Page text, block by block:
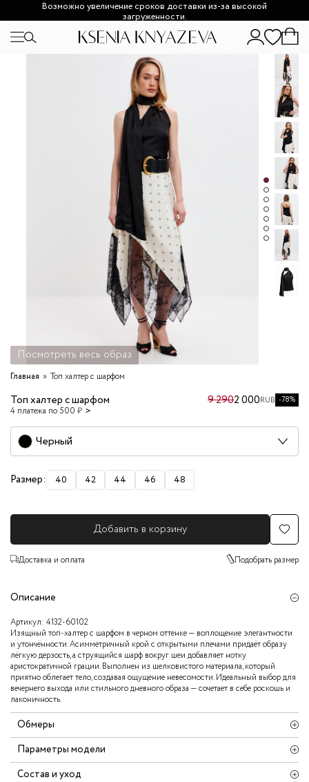
Возможно увеличение сроков доставки из-за высокой
загруженности.
Посмотреть весь образ
Главная Топ халтер с шарфом
Топ халтер с шарфом
4 платежа по 500 ₽
9 2902 000RUB -78%
Черный
Размер: 40 42 44 46 48
Добавить в корзину
Доставка и оплата Подобрать размер
Описание
Артикул: 4132-60102
Изящный топ-халтер с шарфом в черном оттенке — воплощение элегантности
и утончённости. Асимметричный крой с открытыми плечами придаёт образу
лёгкую дерзость, а струящийся шарф вокруг шеи добавляет нотку
аристократичной грации. Выполнен из шелковистого материала, который
приятно облегает тело, создавая ощущение невесомости. Идеальный выбор для
вечернего выхода или стильного дневного образа — сочетает в себе роскошь и
лаконичность.
Обмеры
Параметры модели
Состав и уход